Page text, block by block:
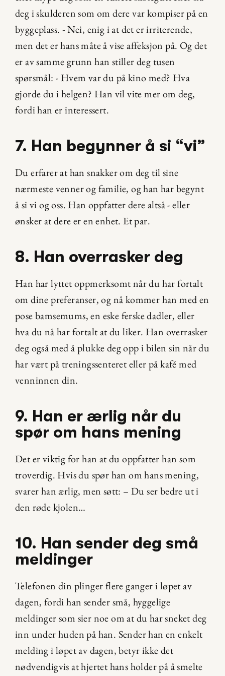
deg i skulderen som om dere var kompiser på en
byggeplass. - Nei, enig i at det er irriterende,
men det er hans måte å vise affeksjon på. Og det
er av samme grunn han stiller deg tusen
spørsmål: - Hvem var du på kino med? Hva
gjorde du i helgen? Han vil vite mer om deg,
fordi han er interessert.
7. Han begynner å si “vi”
Du erfarer at han snakker om deg til sine
nærmeste venner og familie, og han har begynt
å si vi og oss. Han oppfatter dere altså - eller
ønsker at dere er en enhet. Et par.
8. Han overrasker deg
Han har lyttet oppmerksomt når du har fortalt
om dine preferanser, og nå kommer han med en
pose bamsemums, en eske ferske dadler, eller
hva du nå har fortalt at du liker. Han overrasker
deg også med å plukke deg opp i bilen sin når du
har vært på treningssenteret eller på kafé med
venninnen din.
9. Han er ærlig når du
spør om hans mening
Det er viktig for han at du oppfatter han som
troverdig. Hvis du spør han om hans mening,
svarer han ærlig, men søtt: – Du ser bedre ut i
den røde kjolen…
10. Han sender deg små
meldinger
Telefonen din plinger flere ganger i løpet av
dagen, fordi han sender små, hyggelige
meldinger som sier noe om at du har sneket deg
inn under huden på han. Sender han en enkelt
melding i løpet av dagen, betyr ikke det
nødvendigvis at hjertet hans holder på å smelte